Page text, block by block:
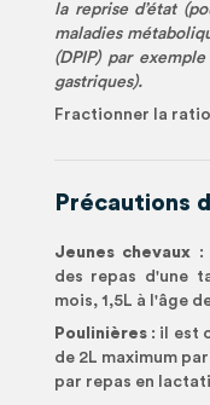
la reprise d’état
maladies
(DPIP) par
gastriques).
Fractionner la
Précautions
Jeunes chevaux :
des repas d'une
mois, 1,5L à l'âge
Poulinières: il est
de 2L maximum
par repas en